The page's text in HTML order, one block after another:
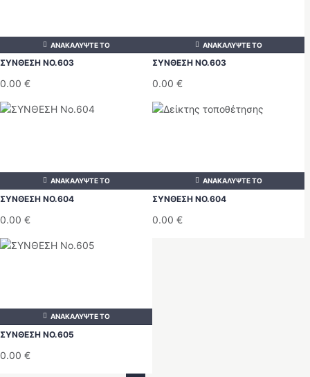
ΣΥΝΘΕΣΗ ΝΟ.603
0.00 €
ΑΝΑΚΑΛΥΨΤΕ ΤΟ
ΣΥΝΘΕΣΗ ΝΟ.603
0.00 €
ΑΝΑΚΑΛΥΨΤΕ ΤΟ
ΣΥΝΘΕΣΗ ΝΟ.604
0.00 €
ΑΝΑΚΑΛΥΨΤΕ ΤΟ
ΣΥΝΘΕΣΗ ΝΟ.604
0.00 €
ΑΝΑΚΑΛΥΨΤΕ ΤΟ
ΣΥΝΘΕΣΗ ΝΟ.605
0.00 €
ΑΝΑΚΑΛΥΨΤΕ ΤΟ